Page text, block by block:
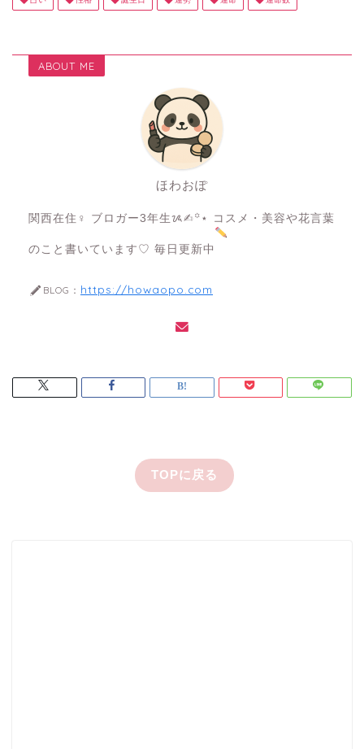
ABOUT ME
ほわおぽ
関西在住♀ ブロガー3年生ᝰ✍︎꙳⋆ コスメ・美容や花言葉
のこと書いています♡ 毎日更新中
BLOG： https://howaopo.com
TOPに戻る